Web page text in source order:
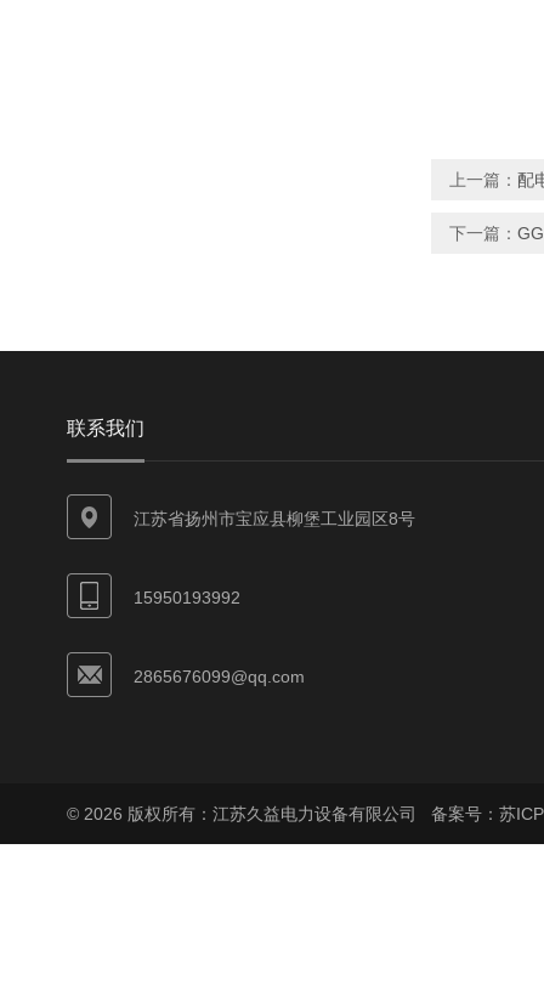
上一篇： 配
下一篇：
联系我们
江苏省扬州市宝应县柳堡工业园区8号
15950193992
2865676099@qq.com
© 2026 版权所有：江苏久益电力设备有限公司 备案号：苏